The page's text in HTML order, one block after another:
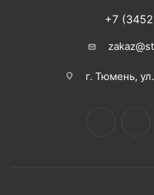
+7
г. Тюмень,